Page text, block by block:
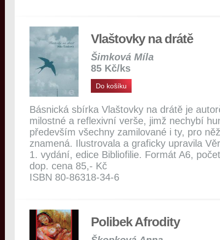
Vlaštovky na drátě
Šimková Míla
85 Kč/ks
Do košíku
Básnická sbírka Vlaštovky na drátě je
milostné a reflexivní verše, jimž nechybí
především všechny zamilované i ty, pro
znamená. Ilustrovala a graficky upravila
1. vydání, edice Bibliofilie. Formát A6,
dop. cena 85,- Kč
ISBN 80-86318-34-6
Polibek Afrodity